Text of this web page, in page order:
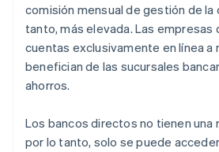
comisión mensual de gestión de la
tanto, más elevada. Las empresas
cuentas exclusivamente en línea a
benefician de las sucursales
ahorros.
Los bancos directos no tienen una
por lo tanto, solo se puede